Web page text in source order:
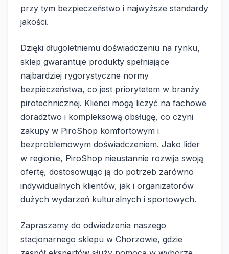
przy tym bezpieczeństwo i najwyższe standardy
jakości.
Dzięki długoletniemu doświadczeniu na rynku,
sklep gwarantuje produkty spełniające
najbardziej rygorystyczne normy
bezpieczeństwa, co jest priorytetem w branży
pirotechnicznej. Klienci mogą liczyć na fachowe
doradztwo i kompleksową obsługę, co czyni
zakupy w PiroShop komfortowym i
bezproblemowym doświadczeniem. Jako lider
w regionie, PiroShop nieustannie rozwija swoją
ofertę, dostosowując ją do potrzeb zarówno
indywidualnych klientów, jak i organizatorów
dużych wydarzeń kulturalnych i sportowych.
Zapraszamy do odwiedzenia naszego
stacjonarnego sklepu w Chorzowie, gdzie